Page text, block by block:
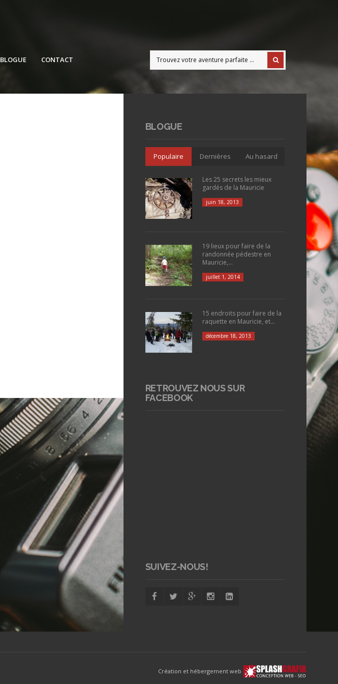
BLOGUE CONTACT
BLOGUE
Populaire Dernières Au hasard
Les 25 secrets les mieux
gardés de la Mauricie
juin 18, 2013
19 lieux pour faire de la
randonnée pédestre en
Mauricie,...
juillet 1, 2014
15 endroits pour faire de la
raquette en Mauricie, et...
décembre 18, 2013
RETROUVEZ NOUS SUR
FACEBOOK
SUIVEZ-NOUS!
Création et hébergement web